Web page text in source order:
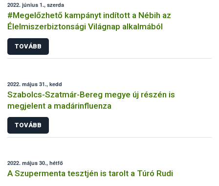
2022. június 1., szerda
#Megelőzhető kampányt indított a Nébih az
Élelmiszerbiztonsági Világnap alkalmából
TOVÁBB
2022. május 31., kedd
Szabolcs-Szatmár-Bereg megye új részén is
megjelent a madárinfluenza
TOVÁBB
2022. május 30., hétfő
A Szupermenta tesztjén is tarolt a Túró Rudi